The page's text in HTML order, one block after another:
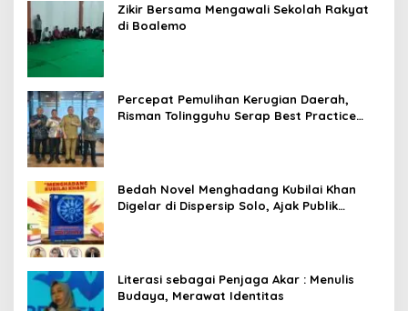
Zikir Bersama Mengawali Sekolah Rakyat
di Boalemo
Percepat Pemulihan Kerugian Daerah,
Risman Tolingguhu Serap Best Practice
Bedah Novel Menghadang Kubilai Khan
Digelar di Dispersip Solo, Ajak Publik
Literasi sebagai Penjaga Akar : Menulis
Budaya, Merawat Identitas